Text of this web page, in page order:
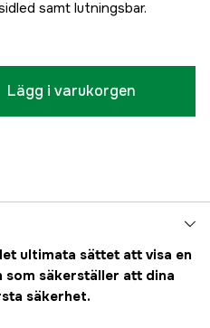
samt lutningsbar.
Lägg i varukorgen
ultimata sättet att visa en
säkerställer att dina
säkerhet.